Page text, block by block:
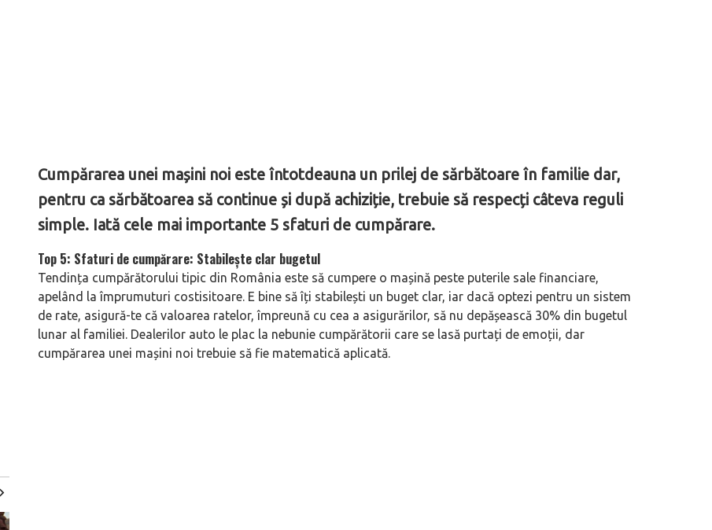
Cumpărarea unei mașini noi este întotdeauna un prilej de sărbătoare în familie dar,
pentru ca sărbătoarea să continue și după achiziție, trebuie să respecți câteva reguli
simple. Iată cele mai importante 5 sfaturi de cumpărare.
Top 5: Sfaturi de cumpărare: Stabilește clar bugetul
Tendința cumpărătorului tipic din România este să cumpere o mașină peste puterile sale financiare,
apelând la împrumuturi costisitoare. E bine să îți stabilești un buget clar, iar dacă optezi pentru un sistem
de rate, asigură-te că valoarea ratelor, împreună cu cea a asigurărilor, să nu depășească 30% din bugetul
lunar al familiei. Dealerilor auto le plac la nebunie cumpărătorii care se lasă purtați de emoții, dar
cumpărarea unei mașini noi trebuie să fie matematică aplicată.